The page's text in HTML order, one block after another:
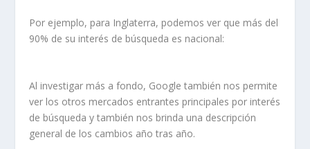
Por ejemplo, para Inglaterra, podemos ver que más del
90% de su interés de búsqueda es nacional:
Al investigar más a fondo, Google también nos permite
ver los otros mercados entrantes principales por interés
de búsqueda y también nos brinda una descripción
general de los cambios año tras año.